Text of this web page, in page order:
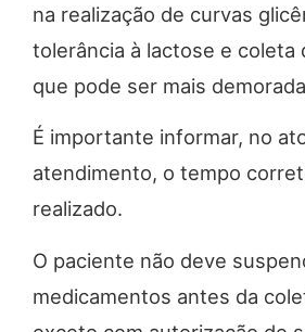
na realização de curvas
tolerância à lactose e coleta
que pode ser mais
É importante informar, no
atendimento, o tempo
realizado.
O paciente não deve
medicamentos antes da